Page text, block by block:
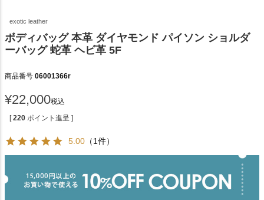
exotic leather
ボディバッグ 本革 ダイヤモンド パイソン ショルダ
ーバッグ 蛇革 ヘビ革 5F
商品番号 06001366r
¥22,000税込
[ 220 ポイント進呈 ]
5.00 （1件）